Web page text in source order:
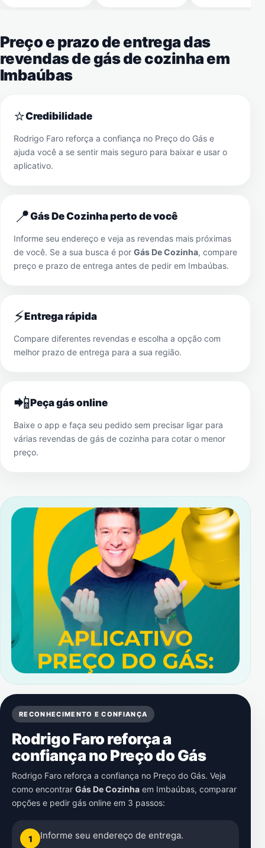
Preço e prazo de entrega das
revendas de gás de cozinha em
Imbaúbas
⭐Credibilidade
Rodrigo Faro reforça a confiança no Preço do Gás e
ajuda você a se sentir mais seguro para baixar e usar o
aplicativo.
📍Gás De Cozinha perto de você
Informe seu endereço e veja as revendas mais próximas
de você. Se a sua busca é por Gás De Cozinha, compare
preço e prazo de entrega antes de pedir em Imbaúbas.
⚡Entrega rápida
Compare diferentes revendas e escolha a opção com
melhor prazo de entrega para a sua região.
📲Peça gás online
Baixe o app e faça seu pedido sem precisar ligar para
várias revendas de gás de cozinha para cotar o menor
preço.
RECONHECIMENTO E CONFIANÇA
Rodrigo Faro reforça a
confiança no Preço do Gás
Rodrigo Faro reforça a confiança no Preço do Gás. Veja
como encontrar Gás De Cozinha em Imbaúbas, comparar
opções e pedir gás online em 3 passos:
1 Informe seu endereço de entrega.